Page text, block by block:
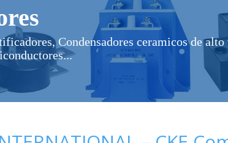
Condensadores ceramicos de